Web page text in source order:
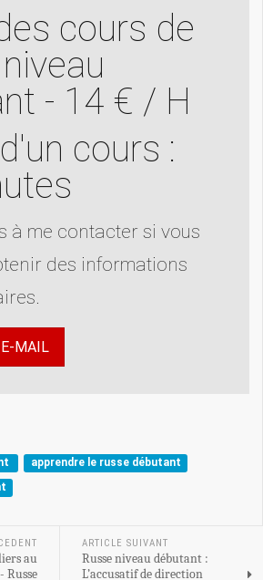
cours de
- 14 € / H
cours :
à me contacter si vous
des informations
E-MAIL
apprendre le russe débutant
au
Russe
ARTICLE SUIVANT
Russe niveau débutant :
L’accusatif de direction